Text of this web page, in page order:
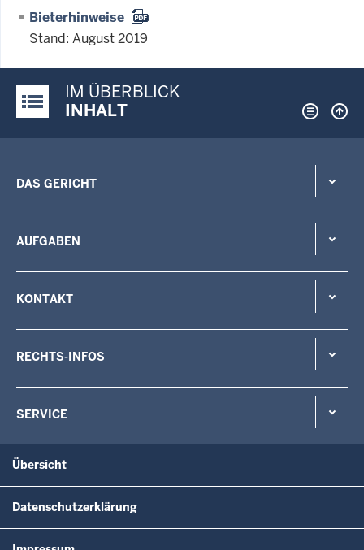
Bieterhinweise
Stand: August 2019
Justiz-Portal im Überblick:
IM ÜBERBLICK
INHALT
DAS GERICHT
AUFGABEN
KONTAKT
RECHTS-INFOS
SERVICE
Übersicht
Datenschutzerklärung